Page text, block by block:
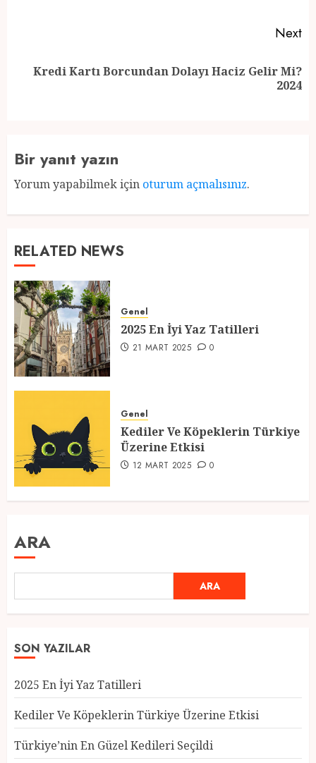
Next
NextKredi Kartı Borcundan Dolayı Haciz Gelir Mi?
2024
Bir yanıt yazın
Yorum yapabilmek için oturum açmalısınız.
RELATED NEWS
Genel
2025 En İyi Yaz Tatilleri
21 MART 2025 0
Genel
Kediler Ve Köpeklerin Türkiye
Üzerine Etkisi
12 MART 2025 0
ARA
ARA
SON YAZILAR
2025 En İyi Yaz Tatilleri
Kediler Ve Köpeklerin Türkiye Üzerine Etkisi
Türkiye’nin En Güzel Kedileri Seçildi